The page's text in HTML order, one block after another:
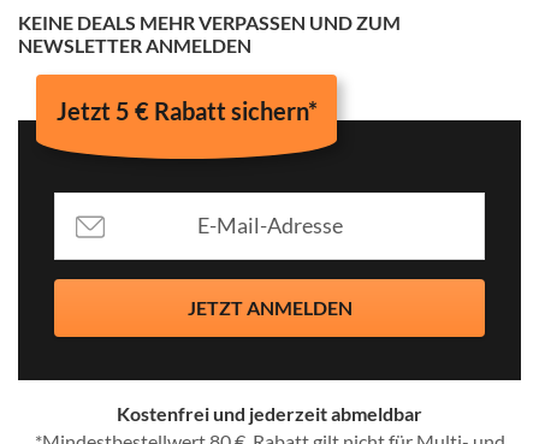
KEINE DEALS MEHR VERPASSEN UND ZUM
NEWSLETTER ANMELDEN
Jetzt 5 € Rabatt sichern*
JETZT ANMELDEN
Kostenfrei und jederzeit abmeldbar